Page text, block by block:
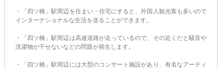
・「四ツ橋」駅周辺を住まい・住宅にすると、外国人観光客も多いので
インターナショナルな生活を送ることができます。
・「四ツ橋」駅周辺は高速道路が走っているので、その近くだと騒音や
洗濯物が干せないなどの問題が発生します。
・「四ツ橋」駅周辺には大型のコンサート施設があり、有名なアーティ